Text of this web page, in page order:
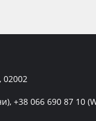
02002
+38 066 690 87 10